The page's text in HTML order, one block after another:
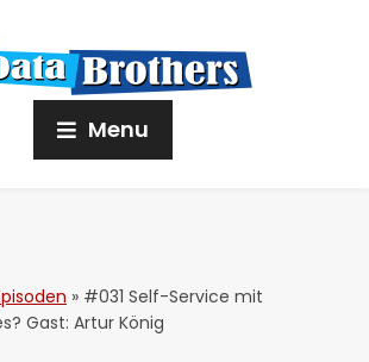
Menu
» #031 Self-Service mit
Gast: Artur König